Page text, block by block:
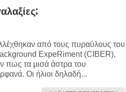
από τους πυραύλους του
ExpeRiment (CIBER),
πως τα μισά άστρα του
Οι ήλιοι δηλαδή...